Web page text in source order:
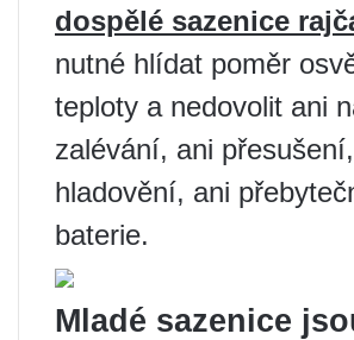
dospělé sazenice
nutné hlídat poměr
teploty a nedovolit ani
zalévání, ani
hladovění, ani
baterie.
Mladé sazenice